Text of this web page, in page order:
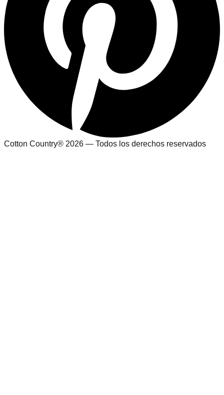
Cotton Country® 2026 — Todos los derechos reservados